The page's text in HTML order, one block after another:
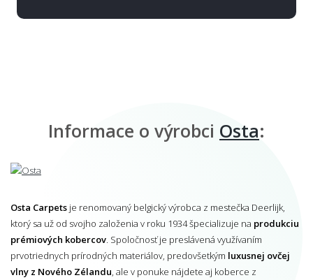
Informace o výrobci Osta:
Osta Carpets je renomovaný belgický výrobca z mestečka Deerlijk,
ktorý sa už od svojho založenia v roku 1934 špecializuje na produkciu
prémiových kobercov. Spoločnosť je preslávená využívaním
prvotriednych prírodných materiálov, predovšetkým luxusnej ovčej
vlny z Nového Zélandu, ale v ponuke nájdete aj koberce z